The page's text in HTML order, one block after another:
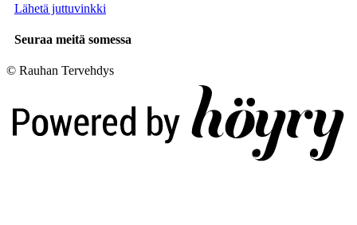
Lähetä juttuvinkki
Seuraa meitä somessa
© Rauhan Tervehdys